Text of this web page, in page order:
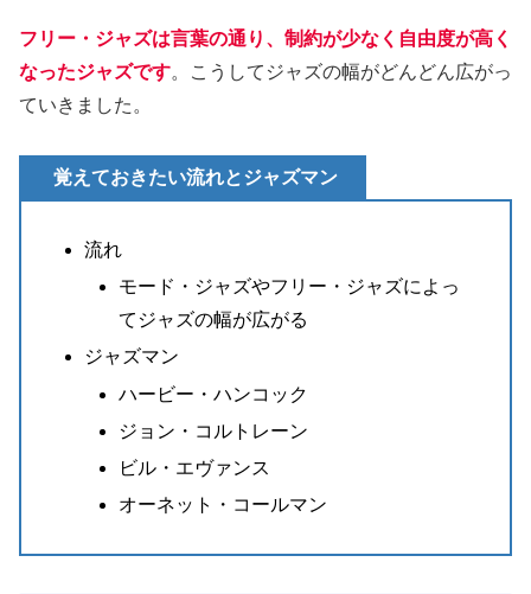
フリー・ジャズは言葉の通り、制約が少なく自由度が高く
なったジャズです。こうしてジャズの幅がどんどん広がっ
ていきました。
覚えておきたい流れとジャズマン
流れ
モード・ジャズやフリー・ジャズによっ
てジャズの幅が広がる
ジャズマン
ハービー・ハンコック
ジョン・コルトレーン
ビル・エヴァンス
オーネット・コールマン